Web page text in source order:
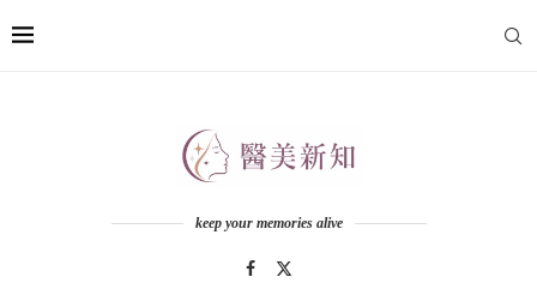
keep your memories alive